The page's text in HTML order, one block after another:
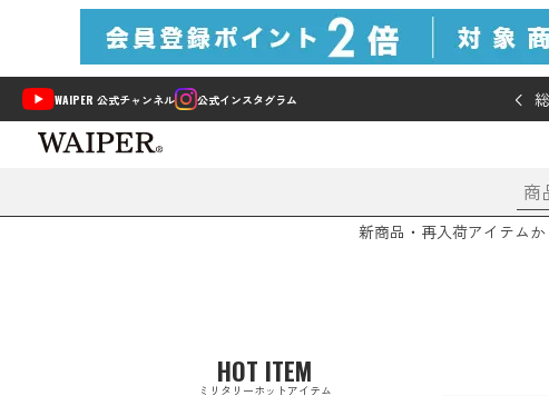
WAIPER 公式チャンネル 公式インスタグラム
新商品・再入荷アイテム
HOT ITEM
ミリタリーホットアイテム